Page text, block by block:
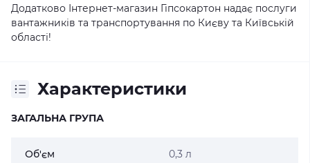
Додатково Інтернет-магазин Гіпсокартон надає послуги
вантажників та транспортування по Києву та Київській
області!
Характеристики
ЗАГАЛЬНА ГРУПА
Об'єм 0,3 л